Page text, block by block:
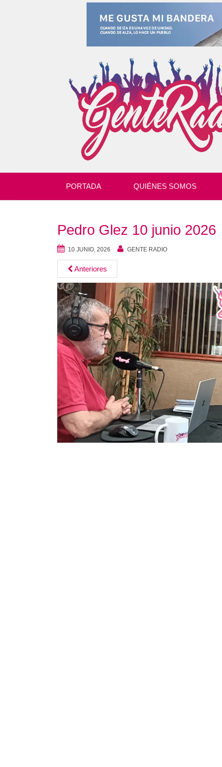
PORTADA QUIÉNES SOMOS
Pedro Glez 10 junio 2026
10 JUNIO, 2026 GENTE RADIO
Anteriores